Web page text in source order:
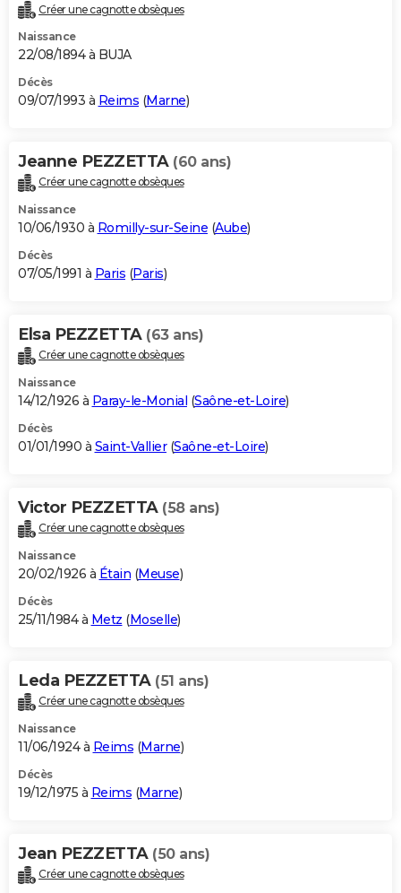
Créer une cagnotte obsèques
Naissance
22/08/1894 à BUJA
Décès
09/07/1993 à Reims (Marne)
Jeanne PEZZETTA (60 ans)
Créer une cagnotte obsèques
Naissance
10/06/1930 à Romilly-sur-Seine (Aube)
Décès
07/05/1991 à Paris (Paris)
Elsa PEZZETTA (63 ans)
Créer une cagnotte obsèques
Naissance
14/12/1926 à Paray-le-Monial (Saône-et-Loire)
Décès
01/01/1990 à Saint-Vallier(Saône-et-Loire)
Victor PEZZETTA (58 ans)
Créer une cagnotte obsèques
Naissance
20/02/1926 à Étain (Meuse)
Décès
25/11/1984 à Metz (Moselle)
Leda PEZZETTA (51 ans)
Créer une cagnotte obsèques
Naissance
11/06/1924 à Reims (Marne)
Décès
19/12/1975 à Reims (Marne)
Jean PEZZETTA (50 ans)
Créer une cagnotte obsèques